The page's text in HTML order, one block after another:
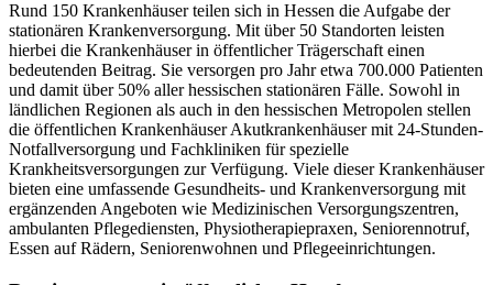
Rund 150 Krankenhäuser teilen sich in Hessen die Aufgabe der
stationären Krankenversorgung. Mit über 50 Standorten leisten
hierbei die Krankenhäuser in öffentlicher Trägerschaft einen
bedeutenden Beitrag. Sie versorgen pro Jahr etwa 700.000 Patienten
und damit über 50% aller hessischen stationären Fälle. Sowohl in
ländlichen Regionen als auch in den hessischen Metropolen stellen
die öffentlichen Krankenhäuser Akutkrankenhäuser mit 24-Stunden-
Notfallversorgung und Fachkliniken für spezielle
Krankheitsversorgungen zur Verfügung. Viele dieser Krankenhäuser
bieten eine umfassende Gesundheits- und Krankenversorgung mit
ergänzenden Angeboten wie Medizinischen Versorgungszentren,
ambulanten Pflegediensten, Physiotherapiepraxen, Seniorennotruf,
Essen auf Rädern, Seniorenwohnen und Pflegeeinrichtungen.